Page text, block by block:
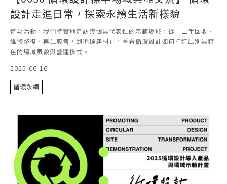
設計走進日常，探索永續生活新樣貌
這次活動，我們將實地走訪幾個具代表性的示範場域，從「二手回收、
維修整復、再生販售，到循環建材」，看看循環設計如何打造出別具特
色的場域風貌與營運模式。
2025-06-16
循環永續